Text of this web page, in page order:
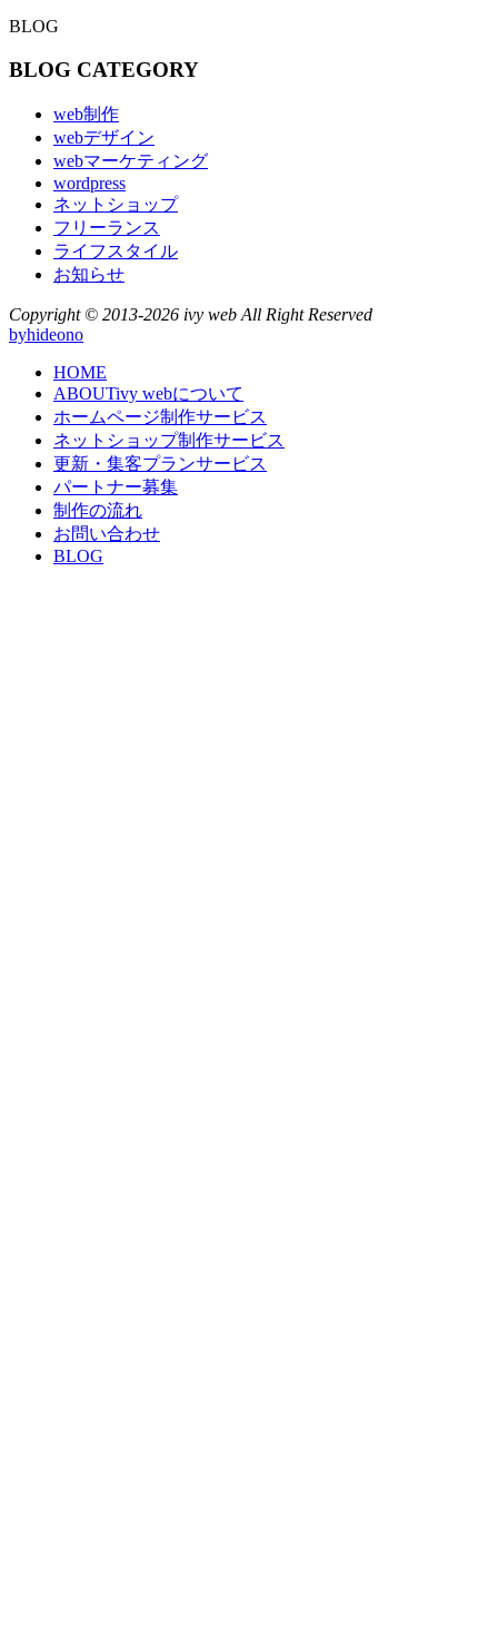
BLOG
BLOG CATEGORY
web制作
webデザイン
webマーケティング
wordpress
ネットショップ
フリーランス
ライフスタイル
お知らせ
Copyright © 2013-2026 ivy web All Right Reserved
byhideono
HOME
ABOUTivy webについて
ホームページ制作サービス
ネットショップ制作サービス
更新・集客プランサービス
パートナー募集
制作の流れ
お問い合わせ
BLOG